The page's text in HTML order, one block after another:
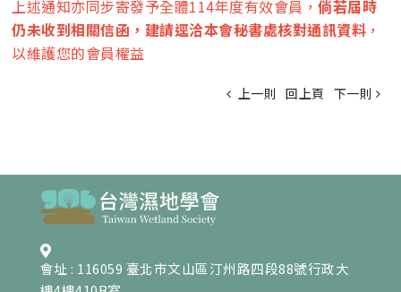
上述通知亦同步寄發予全體114年度有效會員，倘若屆時
仍未收到相關信函，建請逕洽本會秘書處核對通訊資料 ，
以維護您的會員權益
上一則 回上頁 下一則
會址 : 116059 臺北市文山區汀州路四段88號行政大